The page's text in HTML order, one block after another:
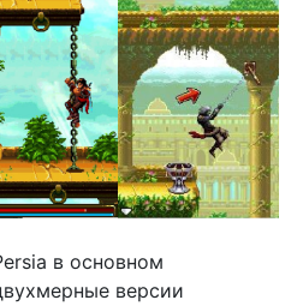
в основном
версии